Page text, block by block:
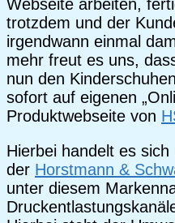
Webseite arbeiten,
trotzdem und der
irgendwann einmal
mehr freut es uns,
nun den
sofort auf eigenen
Produktwebseite von
Hierbei handelt es
der Horstmann &
unter diesem